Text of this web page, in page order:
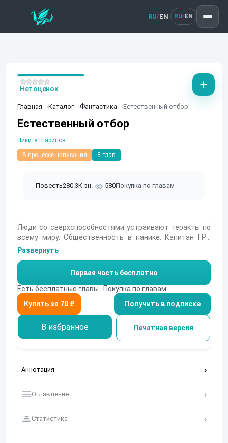
RU/EN RU/ EN
Главная Каталог Фантастика Естественный отбор
Естественный отбор
Никита Шарипов
В процессе написания 8 глав
Повесть280.3K зн. 580Покупка по главам
Нет оценок
Люди со сверхспособностями устраивают теракты по
всему миру. Общественность в панике. Капитан ГРУ
Алексей Суворов оказывается в гуще событий.
Случайность или чей-то заранее продуманный ход?
Развернуть
Первая часть бесплатно
Есть бесплатные главы · Покупка по главам
Получить в подписке
В избранное Печатная версия
Аннотация
Оглавление
Статистика